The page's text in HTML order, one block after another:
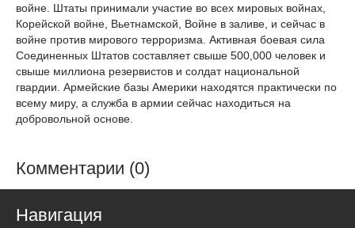
войне. Штаты принимали участие во всех мировых войнах,
Корейской войне, Вьетнамской, Войне в заливе, и сейчас в
войне против мирового терроризма. Активная боевая сила
Соединенных Штатов составляет свыше 500,000 человек и
свыше миллиона резервистов и солдат национальной
гвардии. Армейские базы Америки находятся практически по
всему миру, а служба в армии сейчас находиться на
добровольной основе.
Комментарии (0)
Навигация